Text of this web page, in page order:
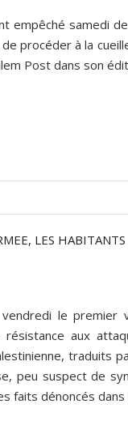
empêché samedi
procéder à la
Post dans son
LES
le premier
aux
traduits
peu suspect de
faits dénoncés dans